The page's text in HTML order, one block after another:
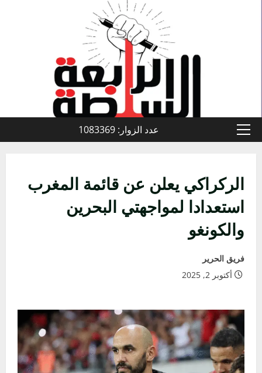
القائمة
عدد الزوار: 1083369
الركراكي يعلن عن قائمة المغرب
استعدادا لمواجهتي البحرين
والكونغو
فريق الحرير
أكتوبر 2, 2025